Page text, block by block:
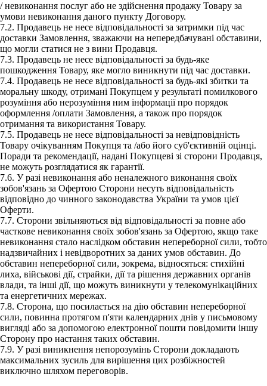
/ невиконання послуг або не здійснення продажу Товару за
умови невиконання даного пункту Договору.
7.2. Продавець не несе відповідальності за затримки під час
доставки Замовлення, зважаючи на непередбачувані обставини,
що могли статися не з вини Продавця.
7.3. Продавець не несе відповідальності за будь-яке
пошкодження Товару, яке могло виникнути під час доставки.
7.4. Продавець не несе відповідальності за будь-які збитки та
моральну шкоду, отримані Покупцем у результаті помилкового
розуміння або нерозуміння ним інформації про порядок
оформлення /оплати Замовлення, а також про порядок
отримання та використання Товару.
7.5. Продавець не несе відповідальності за невідповідність
Товару очікуванням Покупця та /або його суб'єктивній оцінці.
Поради та рекомендації, надані Покупцеві зі сторони Продавця,
не можуть розглядатися як гарантії.
7.6. У разі невиконання або неналежного виконання своїх
зобов'язань за Офертою Сторони несуть відповідальність
відповідно до чинного законодавства України та умов цієї
Оферти.
7.7. Сторони звільняються від відповідальності за повне або
часткове невиконання своїх зобов'язань за Офертою, якщо таке
невиконання стало наслідком обставин непереборної сили, тобто
надзвичайних і невідворотних за даних умов обставин. До
обставин непереборної сили, зокрема, відносяться: стихійні
лиха, військові дії, страйки, дії та рішення державних органів
влади, та інші дії, що можуть виникнути у телекомунікаційних
та енергетичних мережах.
7.8. Сторона, що посилається на дію обставин непереборної
сили, повинна протягом п'яти календарних днів у письмовому
вигляді або за допомогою електронної пошти повідомити іншу
Сторону про настання таких обставин.
7.9. У разі виникнення непорозумінь Сторони докладають
максимальних зусиль для вирішення цих розбіжностей
виключно шляхом переговорів.